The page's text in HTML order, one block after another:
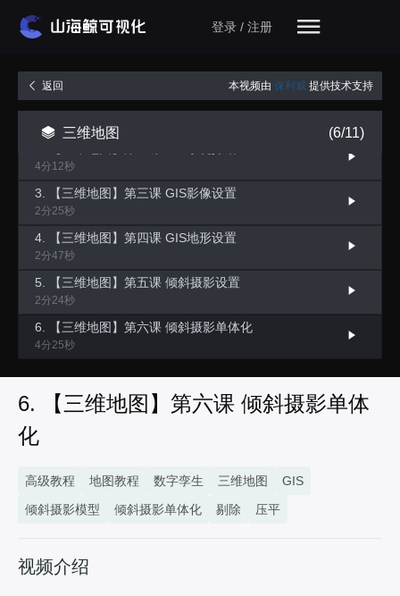
登录 / 注册
返回 本视频由 保利威 提供技术支持
三维地图 (6/11)
1. 【三维地图】第一课 写实风和科技风等3D地图设置
4分12秒
3. 【三维地图】第三课 GIS影像设置
2分25秒
4. 【三维地图】第四课 GIS地形设置
2分47秒
5. 【三维地图】第五课 倾斜摄影设置
2分24秒
6. 【三维地图】第六课 倾斜摄影单体化
4分25秒
8. 【三维地图】第八课 GIS与数字孪生
6分15秒
2分35秒
10. 【三维地图】第十课 GIS与屏幕空间反射
2分34秒
6. 【三维地图】第六课 倾斜摄影单体
化
高级教程 地图教程 数字孪生 三维地图
GIS
倾斜摄影模型
倾斜摄影单体化 剔除 压平
视频介绍